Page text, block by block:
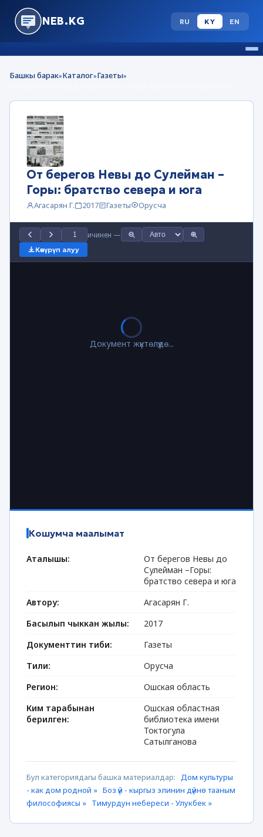
NEB.KG RU KY EN
Башкы барак»Каталог»Газеты»
От берегов Невы до Сулейман –
Горы: братство севера и юга
Агасарян Г. 2017 Газеты Орусча
ичинен —
Көчүрүп алуу
Документ жүктөлүүдө...
Кошумча маалымат
Аталышы:
От берегов Невы до
Сулейман –Горы:
братство севера и юга
Автору:
Агасарян Г.
Басылып чыккан жылы:
2017
Документтин тиби:
Газеты
Тили:
Орусча
Регион:
Ошская область
Ким тарабынан
берилген:
Ошская областная
библиотека имени
Токтогула
Сатылганова
Бул категориядагы башка материалдар: Дом культуры
- как дом родной » Боз үй - кыргыз элинин дүйнө тааным
философиясы » Тимурдун небереси - Улукбек »